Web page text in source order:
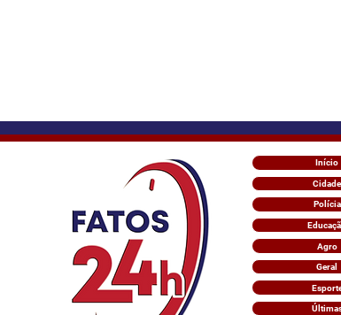
Início
Cidade
Polícia
Agro
Geral